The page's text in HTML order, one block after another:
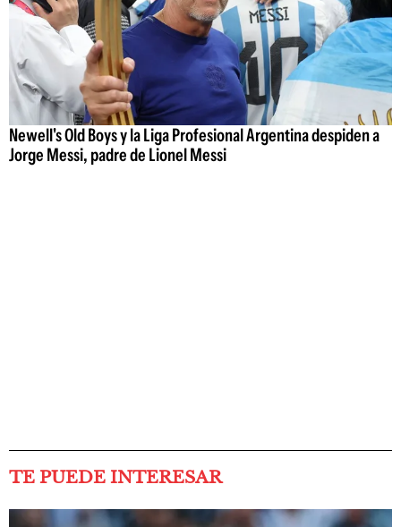
Newell's Old Boys y la Liga Profesional Argentina despiden a
Jorge Messi, padre de Lionel Messi
TE PUEDE INTERESAR